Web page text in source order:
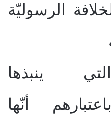
الرسوليّة
ينبذها
أنّها